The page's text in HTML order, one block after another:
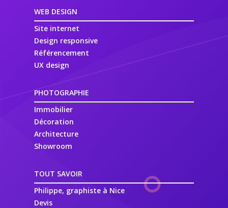
WEB DESIGN
Site internet
Design responsive
Référencement
UX design
PHOTOGRAPHIE
Immobilier
Décoration
Architecture
Showroom
TOUT SAVOIR
Philippe, graphiste à Nice
Devis